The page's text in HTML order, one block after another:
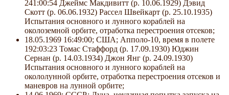
241:00:54 Джеймс Макдивитт (р. 10.06.1929) Дэвид
Скотт (р. 06.06.1932) Рассел Швейкарт (р. 25.10.1935)
Испытания основного и лунного кораблей на
околоземной орбите, отработка перестроения отсеков;
18.05.1969 16:49:00; США; Апполо-10, время в полете
192:03:23 Томас Стаффорд (р. 17.09.1930) Юджин
Сернан (р. 14.03.1934) Джон Янг (р. 24.09.1930)
Испытания основного и лунного кораблей на
окололунной орбите, отработка перестроения отсеков и
маневров на лунной орбите;